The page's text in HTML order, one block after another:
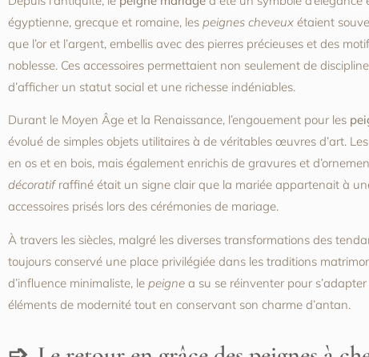
égyptienne, grecque et romaine, les peignes cheveux étaient
que l’or et l’argent, embellis avec des pierres précieuses et des
noblesse. Ces accessoires permettaient non seulement de
d’afficher un statut social et une richesse indéniables.
Durant le Moyen Âge et la Renaissance, l’engouement pour les
évolué de simples objets utilitaires à de véritables œuvres d’art.
en os et en bois, mais également enrichis de gravures et
décoratifraffiné était un signe clair que la mariée appartenait à
accessoires prisés lors des cérémonies de mariage.
À travers les siècles, malgré les diverses transformations des
toujours conservé une place privilégiée dans les traditions
d’influence minimaliste, le peigne a su se réinventer pour
éléments de modernité tout en conservant son charme d’antan.